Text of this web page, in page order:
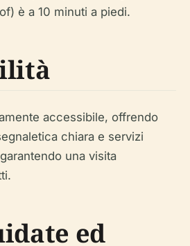
è a 10 minuti a piedi.
accessibile, offrendo
chiara e servizi
una visita
ed